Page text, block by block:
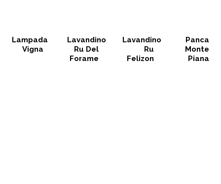
Lampada
Vigna
Lavandino
Ru Del
Forame
Lavandino
Ru
Felizon
Panca
Monte
Piana